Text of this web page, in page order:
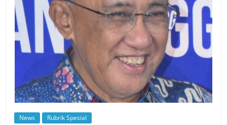
News Rubrik Spesial